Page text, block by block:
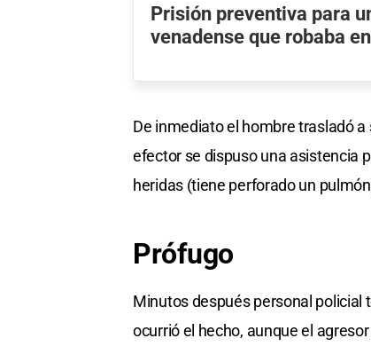
Prisión preventiva para
venadense que robaba
De inmediato el hombre trasladó
efector se dispuso una asistencia
heridas (tiene perforado un
Prófugo
Minutos después personal policial
ocurrió el hecho, aunque el